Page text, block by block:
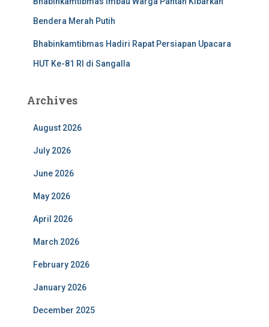
Bendera Merah Putih
Bhabinkamtibmas Hadiri Rapat Persiapan Upacara
HUT Ke-81 RI di Sangalla
Archives
August 2026
July 2026
June 2026
May 2026
April 2026
March 2026
February 2026
January 2026
December 2025